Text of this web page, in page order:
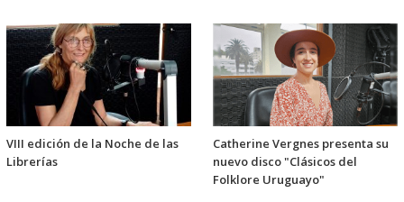
VIII edición de la Noche de las
Librerías
Catherine Vergnes presenta su
nuevo disco "Clásicos del
Folklore Uruguayo"